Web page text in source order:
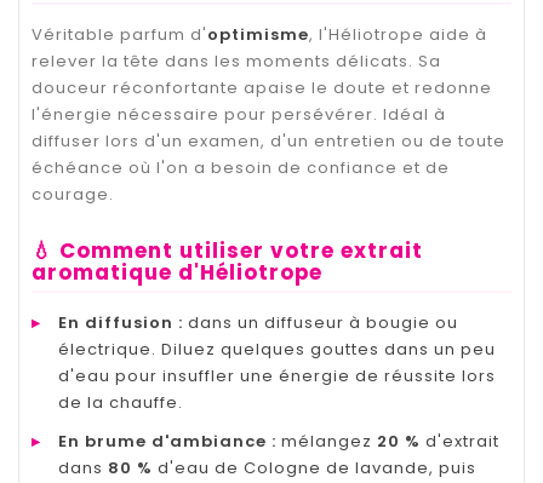
Véritable parfum d'optimisme, l'Héliotrope aide à
relever la tête dans les moments délicats. Sa
douceur réconfortante apaise le doute et redonne
l'énergie nécessaire pour persévérer. Idéal à
diffuser lors d'un examen, d'un entretien ou de toute
échéance où l'on a besoin de confiance et de
courage.
💧 Comment utiliser votre extrait
aromatique d'Héliotrope
▸ En diffusion : dans un diffuseur à bougie ou
électrique. Diluez quelques gouttes dans un peu
d'eau pour insuffler une énergie de réussite lors
de la chauffe.
▸
En brume d'ambiance : mélangez 20 % d'extrait
dans 80 % d'eau de Cologne de lavande, puis